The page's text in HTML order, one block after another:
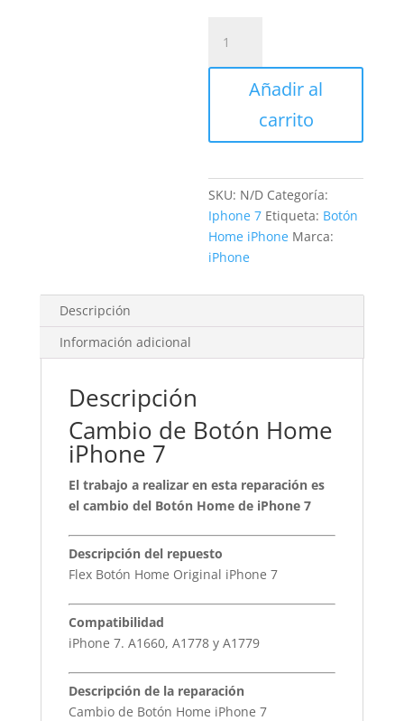
Botón
Home
cantidad
Añadir al
carrito
SKU: N/D Categoría:
Iphone 7 Etiqueta: Botón
Home iPhone Marca:
iPhone
Descripción
Información adicional
Descripción
Cambio de Botón Home
iPhone 7
El trabajo a realizar en esta reparación es
el cambio del Botón Home de iPhone 7
Descripción del repuesto
Flex Botón Home Original iPhone 7
Compatibilidad
iPhone 7. A1660, A1778 y A1779
Descripción de la reparación
Cambio de Botón Home iPhone 7